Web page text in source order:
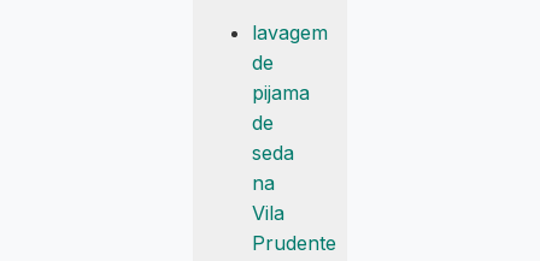
lavagem
de
pijama
de
seda
na
Vila
Prudente